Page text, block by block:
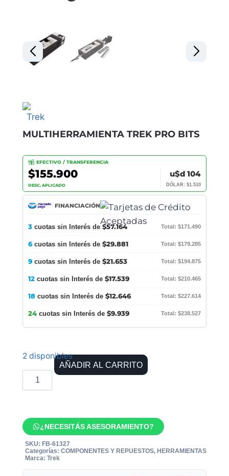
MULTIHERRAMIENTA TREK PRO BITS
EFECTIVO / TRANSFERENCIA
$155.900
DESC. APLICADO
u$d 104
DÓLAR: $1.510
FINANCIACIÓN
3 cuotas sin Interés de $57.164 Total: $171.490
6cuotas sin Interés de $29.881 Total: $179.285
9 cuotas sin Interés de $21.653 Total: $194.875
12 cuotas sin Interés de $17.539 Total: $210.465
18 cuotas sin Interés de $12.646 Total: $227.614
24 cuotas sin Interés de $9.939 Total: $238.527
2 disponibles
AÑADIR AL CARRITO
¿NECESITÁS ASESORAMIENTO?
SKU: FB-61327
Categorías: COMPONENTES Y REPUESTOS, HERRAMIENTAS
Marca: Trek